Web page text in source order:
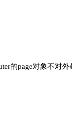
的page对象不对外